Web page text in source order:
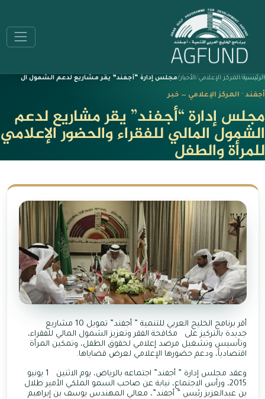
الرئيسية المركز الإعلامي الأخبار مجلس إدارة “أجفند” يقر مشاريع لدعم الشمول ال
أجفند · المركز الإعلامي — خبر
مجلس إدارة “أجفند” يقر مشاريع لدعم
الشمول المالي للفقراء والحضور الإعلامي
للمرأة والطفل
أقر برنامج الخليج العربي للتنمية ” أجفند” تمويل 10 مشاريع
جديدة بالتركيز على مكافحة الفقر وتعزيز الشمول المالي للفقراء،
وتأسيس وتشغيل مرصد إعلامي لحقوق الطفل، وتمكين المرأة
اقتصادياً، ودعم حضورها الإعلامي لعرض قضاياها.
وعقد مجلس إدارة ” أجفند” اجتماعه بالرياض، يوم الاثنين 1 يونيو
2015، ورأس الاجتماع، نيابة عن صاحب السمو الملكي الأمير طلال
بن عبدالعزيز رئيس ” أجفند”، معالي المهندس يوسف بن إبراهيم